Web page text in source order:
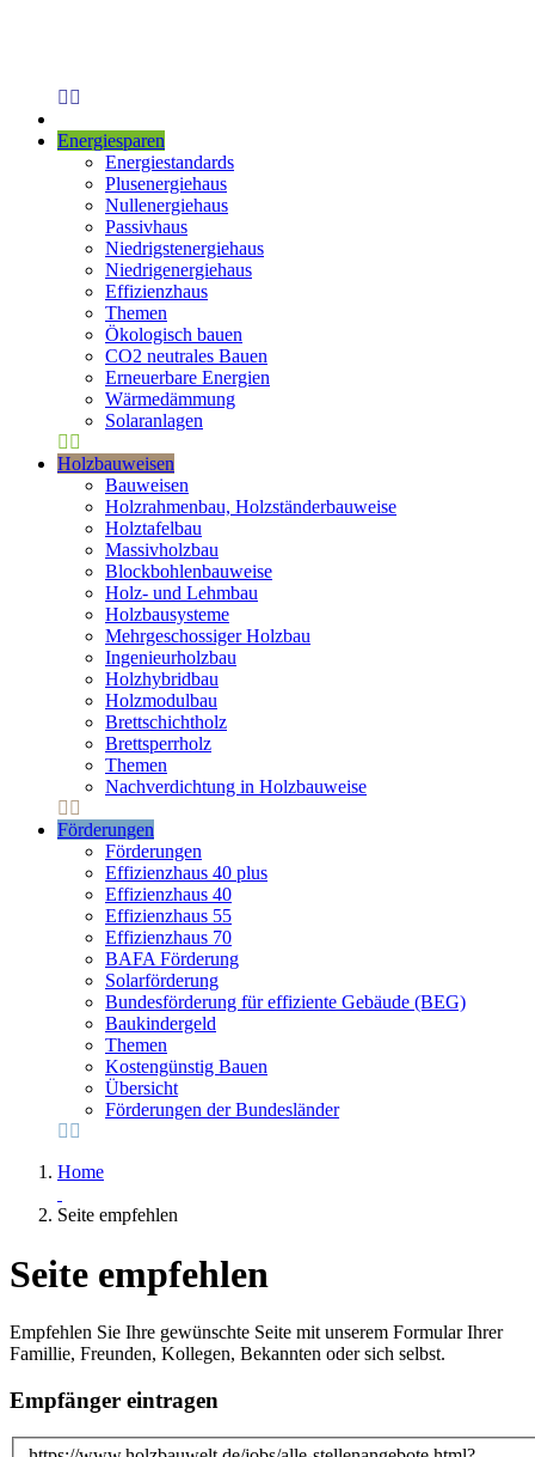
Energiesparen
Energiestandards
Plusenergiehaus
Nullenergiehaus
Passivhaus
Niedrigstenergiehaus
Niedrigenergiehaus
Effizienzhaus
Themen
Ökologisch bauen
CO2 neutrales Bauen
Erneuerbare Energien
Wärmedämmung
Solaranlagen
Holzbauweisen
Bauweisen
Holzrahmenbau, Holzständerbauweise
Holztafelbau
Massivholzbau
Blockbohlenbauweise
Holz- und Lehmbau
Holzbausysteme
Mehrgeschossiger Holzbau
Ingenieurholzbau
Holzhybridbau
Holzmodulbau
Brettschichtholz
Brettsperrholz
Themen
Nachverdichtung in Holzbauweise
Förderungen
Förderungen
Effizienzhaus 40 plus
Effizienzhaus 40
Effizienzhaus 55
Effizienzhaus 70
BAFA Förderung
Solarförderung
Bundesförderung für effiziente Gebäude (BEG)
Baukindergeld
Themen
Kostengünstig Bauen
Übersicht
Förderungen der Bundesländer
Home
Seite empfehlen
Seite empfehlen
Empfehlen Sie Ihre gewünschte Seite mit unserem Formular Ihrer
Famillie, Freunden, Kollegen, Bekannten oder sich selbst.
Empfänger eintragen